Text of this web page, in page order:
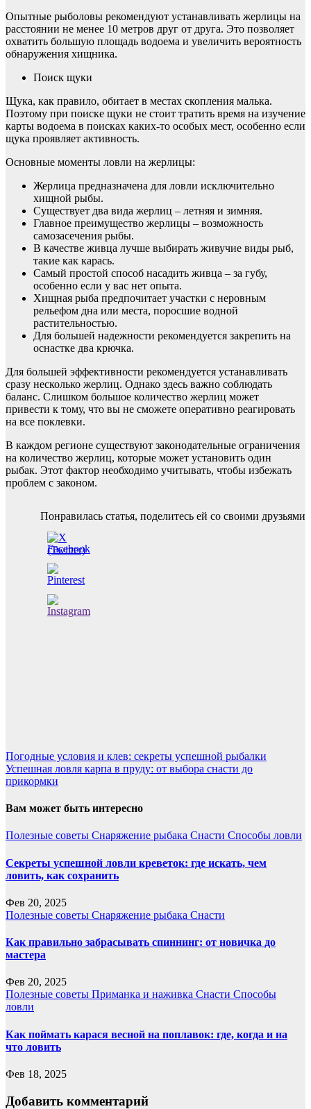
Опытные рыболовы рекомендуют устанавливать жерлицы на
расстоянии не менее 10 метров друг от друга. Это позволяет
охватить большую площадь водоема и увеличить вероятность
обнаружения хищника.
Поиск щуки
Щука, как правило, обитает в местах скопления малька.
Поэтому при поиске щуки не стоит тратить время на изучение
карты водоема в поисках каких-то особых мест, особенно если
щука проявляет активность.
Основные моменты ловли на жерлицы:
Жерлица предназначена для ловли исключительно
хищной рыбы.
Существует два вида жерлиц – летняя и зимняя.
Главное преимущество жерлицы – возможность
самозасечения рыбы.
В качестве живца лучше выбирать живучие виды рыб,
такие как карась.
Самый простой способ насадить живца – за губу,
особенно если у вас нет опыта.
Хищная рыба предпочитает участки с неровным
рельефом дна или места, поросшие водной
растительностью.
Для большей надежности рекомендуется закрепить на
оснастке два крючка.
Для большей эффективности рекомендуется устанавливать
сразу несколько жерлиц. Однако здесь важно соблюдать
баланс. Слишком большое количество жерлиц может
привести к тому, что вы не сможете оперативно реагировать
на все поклевки.
В каждом регионе существуют законодательные ограничения
на количество жерлиц, которые может установить один
рыбак. Этот фактор необходимо учитывать, чтобы избежать
проблем с законом.
Понравилась статья, поделитесь ей со своими друзьями
Навигация
записям
Погодные условия и клев: секреты успешной рыбалки
Успешная ловля карпа в пруду: от выбора снасти до
прикормки
Вам может быть интересно
Полезные советы Снаряжение рыбака Снасти Способы ловли
Секреты успешной ловли креветок: где искать, чем
ловить, как сохранить
Фев 20, 2025
Полезные советы Снаряжение рыбака Снасти
Как правильно забрасывать спиннинг: от новичка до
мастера
Фев 20, 2025
Полезные советы Приманка и наживка Снасти Способы
ловли
Как поймать карася весной на поплавок: где, когда и на
что ловить
Фев 18, 2025
Добавить комментарий